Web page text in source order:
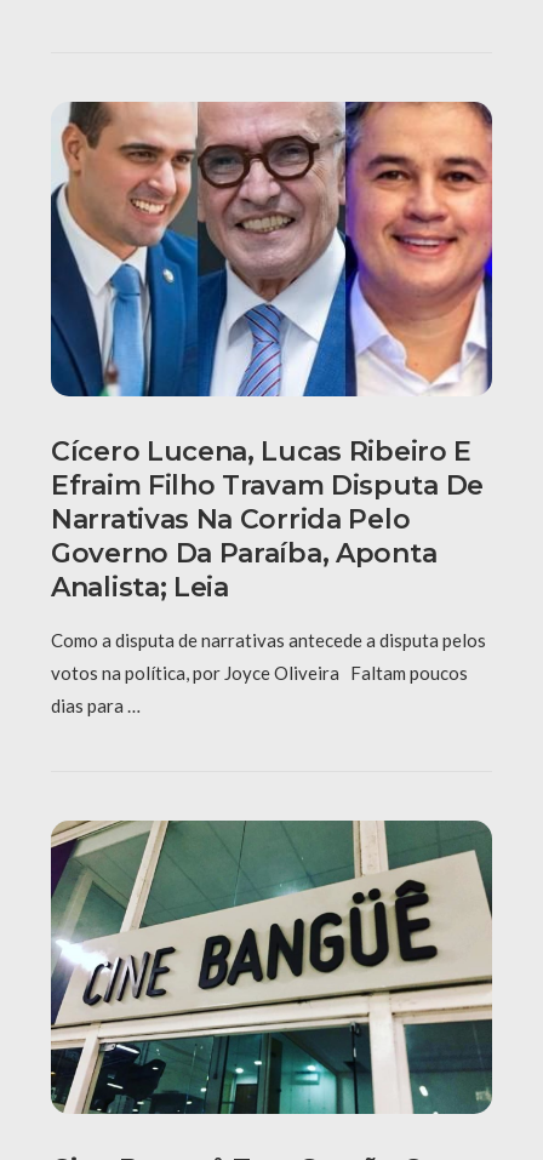
Cícero Lucena, Lucas Ribeiro E
Efraim Filho Travam Disputa De
Narrativas Na Corrida Pelo
Governo Da Paraíba, Aponta
Analista; Leia
Como a disputa de narrativas antecede a disputa pelos
votos na política, por Joyce Oliveira Faltam poucos
dias para …